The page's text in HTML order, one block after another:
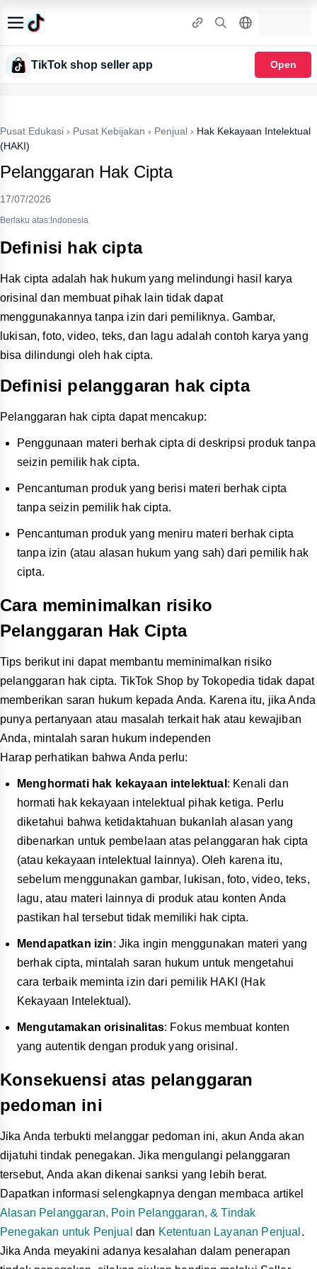
TikTok shop seller app Open
Pusat Edukasi › Pusat Kebijakan › Penjual › Hak Kekayaan Intelektual
(HAKI)
Pelanggaran Hak Cipta
17/07/2026
Berlaku atas:Indonesia
Definisi hak cipta
Hak cipta adalah hak hukum yang melindungi hasil karya
orisinal dan membuat pihak lain tidak dapat
menggunakannya tanpa izin dari pemiliknya. Gambar,
lukisan, foto, video, teks, dan lagu adalah contoh karya yang
bisa dilindungi oleh hak cipta.
Definisi pelanggaran hak cipta
Pelanggaran hak cipta dapat mencakup:
Penggunaan materi berhak cipta di deskripsi produk tanpa
seizin pemilik hak cipta.
Pencantuman produk yang berisi materi berhak cipta
tanpa seizin pemilik hak cipta.
Pencantuman produk yang meniru materi berhak cipta
tanpa izin (atau alasan hukum yang sah) dari pemilik hak
cipta.
Cara meminimalkan risiko
Pelanggaran Hak Cipta
Tips berikut ini dapat membantu meminimalkan risiko
pelanggaran hak cipta. TikTok Shop by Tokopedia tidak dapat
memberikan saran hukum kepada Anda. Karena itu, jika Anda
punya pertanyaan atau masalah terkait hak atau kewajiban
Anda, mintalah saran hukum independen
Harap perhatikan bahwa Anda perlu:
Menghormati hak kekayaan intelektual : Kenali dan
hormati hak kekayaan intelektual pihak ketiga. Perlu
diketahui bahwa ketidaktahuan bukanlah alasan yang
dibenarkan untuk pembelaan atas pelanggaran hak cipta
(atau kekayaan intelektual lainnya). Oleh karena itu,
sebelum menggunakan gambar, lukisan, foto, video, teks,
lagu, atau materi lainnya di produk atau konten Anda
pastikan hal tersebut tidak memiliki hak cipta.
Mendapatkan izin: Jika ingin menggunakan materi yang
berhak cipta, mintalah saran hukum untuk mengetahui
cara terbaik meminta izin dari pemilik HAKI (Hak
Kekayaan Intelektual).
Mengutamakan orisinalitas: Fokus membuat konten
yang autentik dengan produk yang orisinal.
Konsekuensi atas pelanggaran
pedoman ini
Jika Anda terbukti melanggar pedoman ini, akun Anda akan
dijatuhi tindak penegakan. Jika mengulangi pelanggaran
tersebut, Anda akan dikenai sanksi yang lebih berat.
Dapatkan informasi selengkapnya dengan membaca artikel
Alasan Pelanggaran, Poin Pelanggaran, & Tindak
Penegakan untuk Penjual dan Ketentuan Layanan Penjual .
Jika Anda meyakini adanya kesalahan dalam penerapan